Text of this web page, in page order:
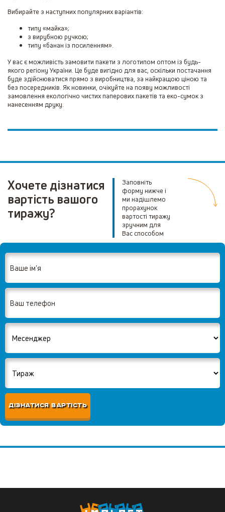
Вибирайте з наступних популярних варіантів:
типу «майка»;
з вирубною ручкою;
типу «банан із посиленням».
У вас є можливість замовити пакети з логотипом оптом із будь-
якого регіону України. Це буде вигідно для вас, оскільки постачання
буде здійснюватися прямо з виробництва, за найкращою ціною та
без посередників. Як новинки, очікуйте на появу можливості
замовлення екологічно чистих паперових пакетів та еко-сумок з
нанесенням друку.
Хочете дізнатися
вартість вашого
тиражу?
Заповніть
форму нижче і
ми надішлемо
прорахунок
вартості тиражу
зручним для
Вас способом
ДІЗНАТИСЯ ВАРТІСТЬ